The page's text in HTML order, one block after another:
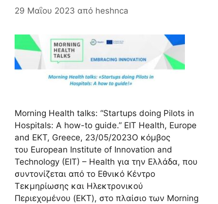
29 Μαΐου 2023 από heshnca
Morning Health talks: “Startups doing Pilots in
Hospitals: A how-to guide.” ΕΙΤ Health, Europe
and ΕΚΤ, Greece, 23/05/2023Ο κόμβος
του European Institute of Innovation and
Technology (EIT) – Health για την Ελλάδα, που
συντονίζεται από το Εθνικό Κέντρο
Τεκμηρίωσης και Ηλεκτρονικού
Περιεχομένου (EKT), στο πλαίσιο των Morning